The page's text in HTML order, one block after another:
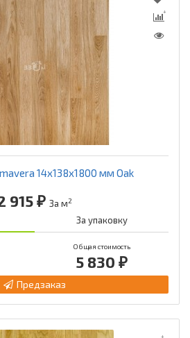
14x138x1800 мм Oak
915 ₽ За м2
За упаковку
Общая стоимость
5 830 ₽
Предзаказ